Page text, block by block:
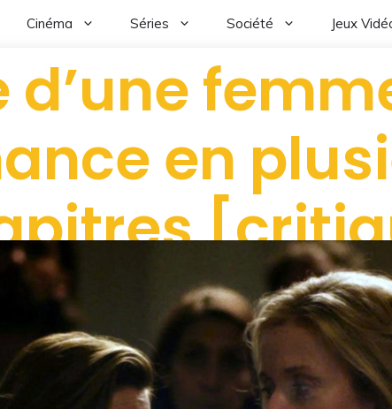
Cinéma Séries Société Jeux
d’une
en